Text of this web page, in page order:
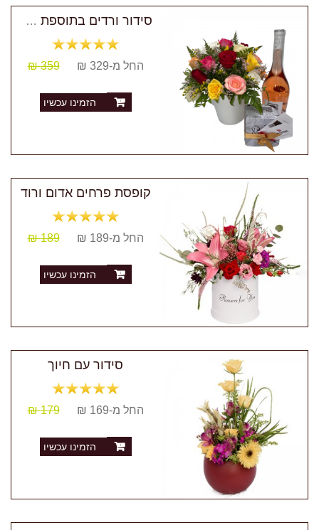
סידור ורדים בתוספת שמפניה ומארז שוקולד
החל מ-329 ₪ 359 ₪
הזמינו עכשיו
קופסת פרחים אדום ורוד
החל מ-189 ₪ 189 ₪
הזמינו עכשיו
סידור עם חיוך
החל מ-169 ₪ 179 ₪
הזמינו עכשיו